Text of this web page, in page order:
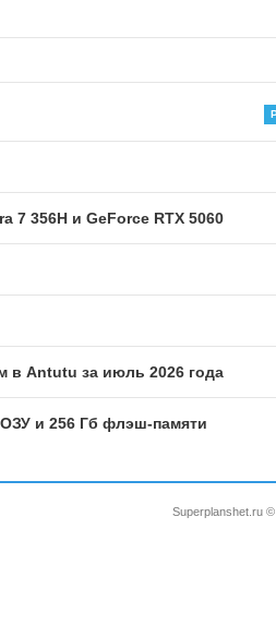
7 356H и GeForce RTX 5060
в Antutu за июль 2026 года
и 256 Гб флэш-памяти
Superplanshet.ru